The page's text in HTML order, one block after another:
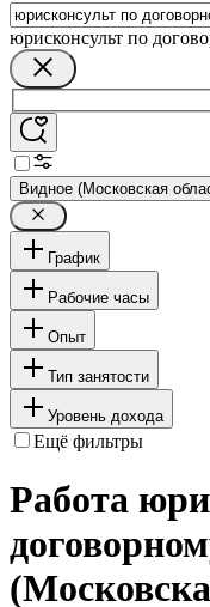
юрисконсульт по
Видное (Московская
График
Рабочие часы
Опыт
Тип занятости
Уровень дохода
Ещё фильтры
Работа